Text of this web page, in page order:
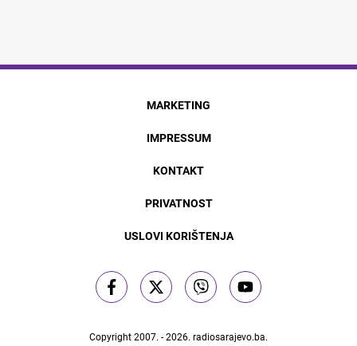
MARKETING
IMPRESSUM
KONTAKT
PRIVATNOST
USLOVI KORIŠTENJA
Copyright 2007. - 2026. radiosarajevo.ba.